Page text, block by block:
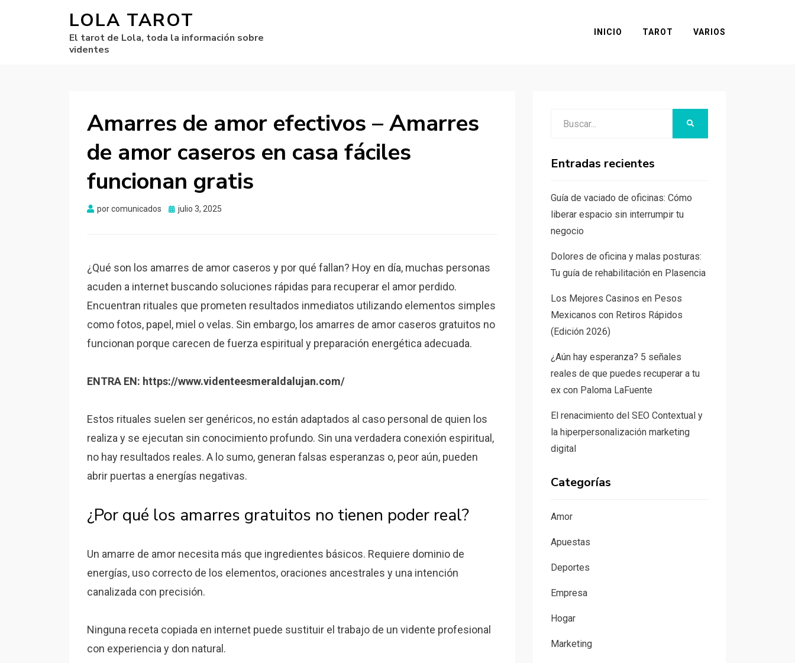
LOLA TAROT
El tarot de Lola, toda la información sobre
videntes
INICIO TAROT VARIOS
Amarres de amor efectivos – Amarres
de amor caseros en casa fáciles
funcionan gratis
porcomunicados
Publicado
julio 3, 2025
¿Qué son los amarres de amor caseros y por qué fallan? Hoy en día, muchas personas
acuden a internet buscando soluciones rápidas para recuperar el amor perdido.
Encuentran rituales que prometen resultados inmediatos utilizando elementos simples
como fotos, papel, miel o velas. Sin embargo, los amarres de amor caseros gratuitos no
funcionan porque carecen de fuerza espiritual y preparación energética adecuada.
ENTRA EN: https://www.videnteesmeraldalujan.com/
Estos rituales suelen ser genéricos, no están adaptados al caso personal de quien los
realiza y se ejecutan sin conocimiento profundo. Sin una verdadera conexión espiritual,
no hay resultados reales. A lo sumo, generan falsas esperanzas o, peor aún, pueden
abrir puertas a energías negativas.
¿Por qué los amarres gratuitos no tienen poder real?
Un amarre de amor necesita más que ingredientes básicos. Requiere dominio de
energías, uso correcto de los elementos, oraciones ancestrales y una intención
canalizada con precisión.
Ninguna receta copiada en internet puede sustituir el trabajo de un vidente profesional
con experiencia y don natural.
Entradas recientes
Guía de vaciado de oficinas: Cómo
liberar espacio sin interrumpir tu
negocio
Dolores de oficina y malas posturas:
Tu guía de rehabilitación en Plasencia
Los Mejores Casinos en Pesos
Mexicanos con Retiros Rápidos
(Edición 2026)
¿Aún hay esperanza? 5 señales
reales de que puedes recuperar a tu
ex con Paloma LaFuente
El renacimiento del SEO Contextual y
la hiperpersonalización marketing
digital
Categorías
Amor
Apuestas
Deportes
Empresa
Hogar
Marketing